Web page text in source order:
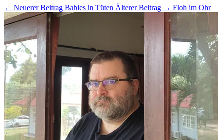
← Neuerer Beitrag Babies in Tüten Älterer Beitrag → Floh im Ohr